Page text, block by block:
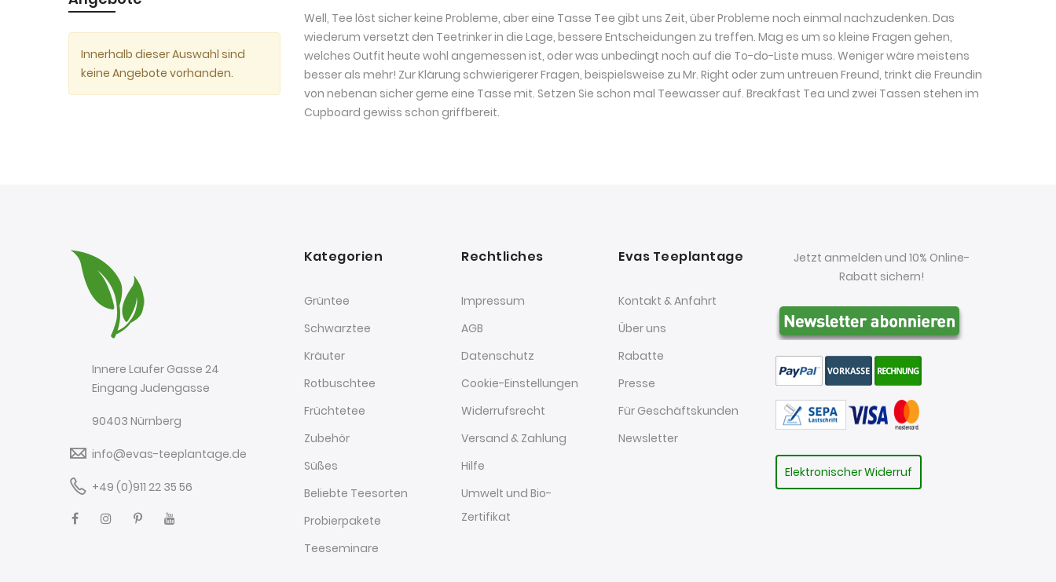
Well, Tee löst sicher keine Probleme, aber eine Tasse Tee gibt uns Zeit, über Probleme noch einmal nachzudenken. Das
wiederum versetzt den Teetrinker in die Lage, bessere Entscheidungen zu treffen. Mag es um so kleine Fragen gehen,
welches Outfit heute wohl angemessen ist, oder was unbedingt noch auf die To-do-Liste muss. Weniger wäre meistens
besser als mehr! Zur Klärung schwierigerer Fragen, beispielsweise zu Mr. Right oder zum untreuen Freund, trinkt die Freundin
von nebenan sicher gerne eine Tasse mit. Setzen Sie schon mal Teewasser auf. Breakfast Tea und zwei Tassen stehen im
Cupboard gewiss schon griffbereit.
Innerhalb dieser Auswahl sind
keine Angebote vorhanden.
Innere Laufer Gasse 24
Eingang Judengasse
90403 Nürnberg
info@evas-teeplantage.de
+49 (0)911 22 35 56
Kategorien
Grüntee
Schwarztee
Kräuter
Rotbuschtee
Früchtetee
Zubehör
Süßes
Beliebte Teesorten
Probierpakete
Teeseminare
Rechtliches
Impressum
AGB
Datenschutz
Cookie-Einstellungen
Widerrufsrecht
Versand & Zahlung
Hilfe
Umwelt und Bio-
Zertifikat
Evas Teeplantage
Kontakt & Anfahrt
Über uns
Rabatte
Presse
Für Geschäftskunden
Newsletter
Jetzt anmelden und 10% Online-
Rabatt sichern!
Elektronischer Widerruf